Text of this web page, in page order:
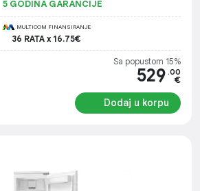
5 GODINA GARANCIJE
MULTICOM FINANSIRANJE
36 RATA x 16.75€
Sa popustom 15%
529 .00
€
Dodaj u korpu